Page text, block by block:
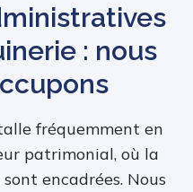
: nous
fréquemment en
patrimonial, où la
encadrées. Nous